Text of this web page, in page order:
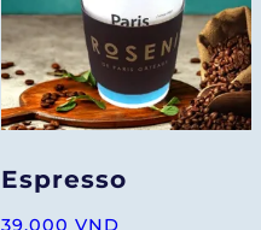
Espresso
39.000 VND